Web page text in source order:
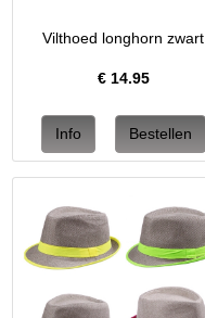
Vilthoed longhorn zwart
€ 14.95